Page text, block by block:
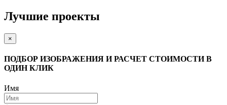
Лучшие проекты
×
ПОДБОР ИЗОБРАЖЕНИЯ И РАСЧЕТ СТОИМОСТИ В
ОДИН КЛИК
Имя